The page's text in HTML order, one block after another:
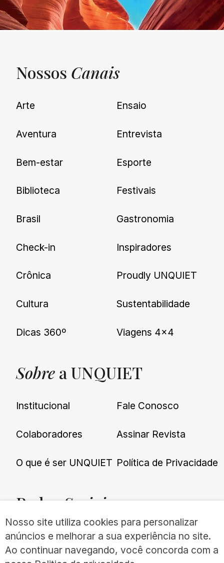
UNQUIET
Newsletter
nossas novidades.
Nossos Canais
Arte
Aventura
Bem-estar
Biblioteca
Brasil
Check-in
Crônica
Cultura
Dicas 360º
Ensaio
Entrevista
Esporte
Festivais
Gastronomia
Inspiradores
Proudly UNQUIET
Sustentabilidade
Viagens 4×4
Sobre a UNQUIET
Institucional
Colaboradores
O que é ser UNQUIET
Fale Conosco
Assinar Revista
Política de Privacidade
RedesSociais
Nosso site utiliza cookies para personalizar
anúncios e melhorar a sua experiência no site.
Ao continuar navegando, você concorda com a